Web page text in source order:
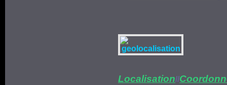
Localisation//